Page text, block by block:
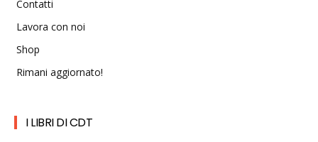
Contatti
Lavora con noi
Shop
Rimani aggiornato!
I LIBRI DI CDT